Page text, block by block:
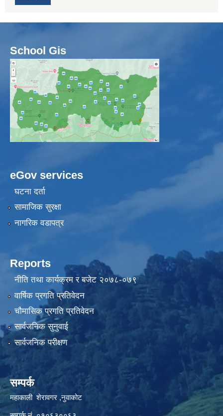
School Gis
eGov services
घटना दर्ता
सामाजिक सुरक्षा
नागरिक वडापत्र
Reports
नीति तथा कार्यक्रम र बजेट २०७८-०७९
वार्षिक प्रगति प्रतिवेदन
चौमासिक प्रगति प्रतिवेदन
सार्वजनिक सुनुवाई
सार्वजनिक परीक्षण
सम्पर्क
महाकाली शेरावगर ,नुवाकोट